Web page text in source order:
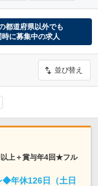
都道府県以外でも
時に募集中の求人
並び替え
上＋賞与年4回★フル
◆年休126日（土日